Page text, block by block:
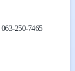
063-250-7465